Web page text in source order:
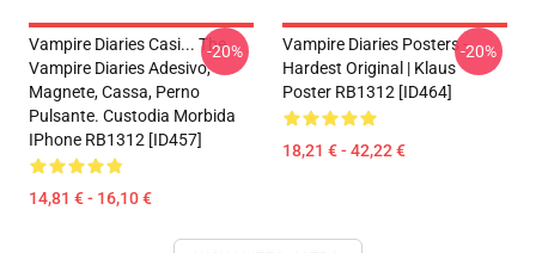
Vampire Diaries Casi... The
Vampire Diaries Adesivo,
Magnete, Cassa, Perno
Pulsante. Custodia Morbida
IPhone RB1312 [ID457]
14,81 € - 16,10 €
-20%
Vampire Diaries Posters -
Hardest Original | Klaus
Poster RB1312 [ID464]
18,21 € - 42,22 €
-20%